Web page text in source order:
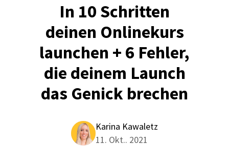
In 10 Schritten
deinen Onlinekurs
launchen + 6 Fehler,
die deinem Launch
das Genick brechen
Karina Kawaletz
11. Okt.. 2021